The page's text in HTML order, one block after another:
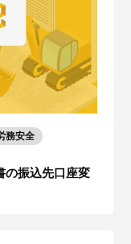
務安全
の振込先口座変